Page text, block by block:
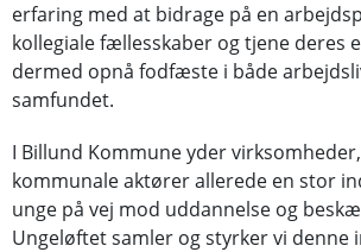
erfaring med at bidrage på en
kollegiale fællesskaber og tjene deres
dermed opnå fodfæste i både
samfundet.
I Billund Kommune yder
kommunale aktører allerede en stor
unge på vej mod uddannelse og
Ungeløftet samler og styrker vi denne